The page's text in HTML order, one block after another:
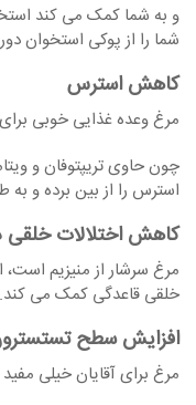
و به شما کمک می کند
شما را از پوکی استخوان
کاهش استرس
مرغ وعده غذایی خوبی
استرس را از بین برده و
کاهش اختلالات خلقی
مرغ سرشار از منیزیم است،
خلقی قاعدگی کمک می کند.
افزایش سطح
مرغ برای آقایان خیلی